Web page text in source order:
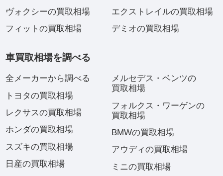
ヴォクシーの買取相場
フィットの買取相場
エクストレイルの買取相場
デミオの買取相場
車買取相場を調べる
全メーカーから調べる
トヨタの買取相場
レクサスの買取相場
ホンダの買取相場
スズキの買取相場
日産の買取相場
メルセデス・ベンツの
買取相場
フォルクス・ワーゲンの
買取相場
BMWの買取相場
アウディの買取相場
ミニの買取相場